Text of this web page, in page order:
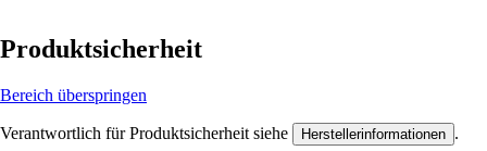
Produktsicherheit
Bereich überspringen
Verantwortlich für Produktsicherheit siehe Herstellerinformationen .